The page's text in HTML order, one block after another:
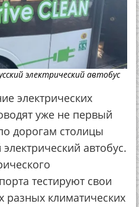
электрический автобус
электрических
уже не первый
дорогам столицы
автобус.
тестируют свои
разных климатических